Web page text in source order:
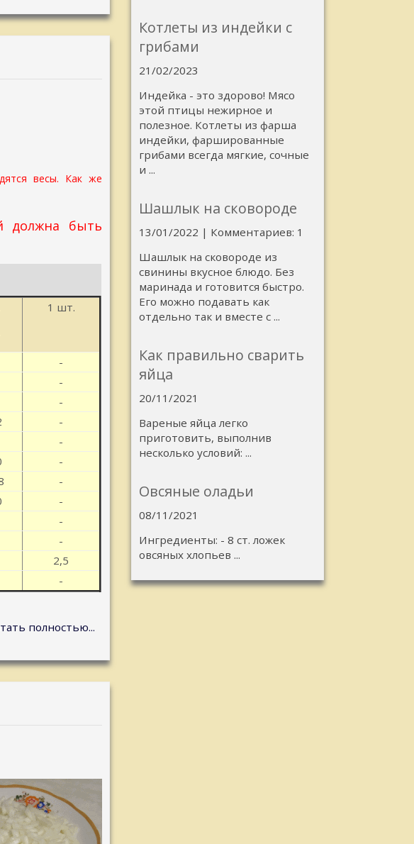
весы. Как же
должна быть
1 шт.
-
-
-
-
-
-
-
-
-
-
2,5
-
полностью...
Котлеты из индейки с
грибами
21/02/2023
Индейка - это здорово! Мясо
этой птицы нежирное и
полезное. Котлеты из фарша
индейки, фаршированные
грибами всегда мягкие, сочные
и ...
Шашлык на сковороде
13/01/2022 | Комментариев: 1
Шашлык на сковороде из
свинины вкусное блюдо. Без
маринада и готовится быстро.
Его можно подавать как
отдельно так и вместе с ...
Как правильно сварить
яйца
20/11/2021
Вареные яйца легко
приготовить, выполнив
несколько условий: ...
Овсяные оладьи
08/11/2021
Ингредиенты: - 8 ст. ложек
овсяных хлопьев ...